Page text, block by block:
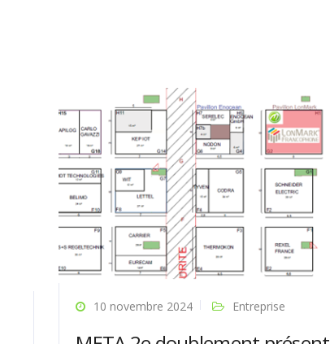
10 novembre 2024 Entreprise